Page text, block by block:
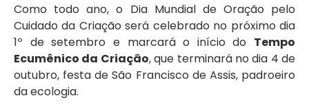
Como todo ano, o Dia Mundial de Oração pelo
Cuidado da Criação será celebrado no próximo dia
1º de setembro e marcará o início do Tempo
Ecumênico da Criação, que terminará no dia 4 de
outubro, festa de São Francisco de Assis, padroeiro
da ecologia.